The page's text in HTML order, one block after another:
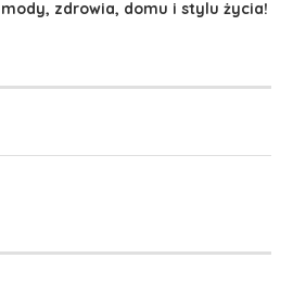
zdrowia, domu i stylu życia!